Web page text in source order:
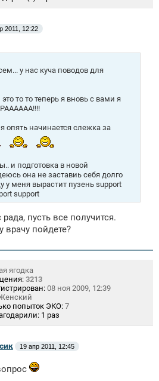
2011, 12:22
у нас куча поводов для
то то теперь я вновь с вами я
опять начинается слежка за
и подготовка в новой
она не заставиь себя долго
у меня вырастит пузень support
support
пусть все получится.
пойдете?
ягодка
3213
08 ноя 2009, 12:39
попыток ЭКО: 7
1 раз
19 апр 2011, 12:45